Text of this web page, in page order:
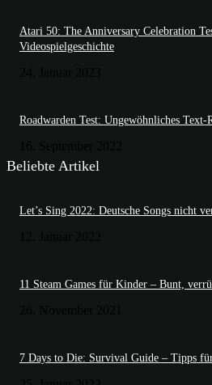
Atari 50: The Anniversary Celebration
Videospielgeschichte
Roadwarden Test: Ungewöhnliches
Beliebte Artikel
Let’s Sing 2022: Deutsche Songs nicht
11 Steam Games für Kinder – Bunt,
7 Days to Die: Survival Guide – Tipps